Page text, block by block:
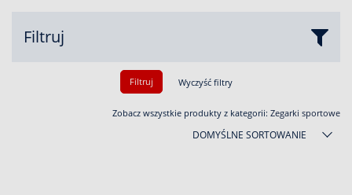
Filtruj
Filtruj Wyczyść filtry
Zobacz wszystkie produkty z kategorii: Zegarki sportowe
DOMYŚLNE SORTOWANIE